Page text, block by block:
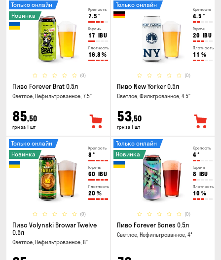
Крепость
7.5 °
Горечь
17 IBU
Плотность
16.8 %
(0)
Только онлайн
Новинка
Пиво Forever Brat 0.5л
Светлое, Нефильтрованное, 7.5°
85,50
грн за 1 шт
Крепость
4.5 °
Горечь
20 IBU
Плотность
11 %
(0)
Только онлайн
Пиво New Yorker 0.5л
Светлое, Фильтрованное, 4.5°
53,50
грн за 1 шт
Крепость
8 °
Горечь
60 IBU
Плотность
20 %
(0)
Только онлайн
Новинка
Пиво Volynski Browar Twelve
0.5л
Светлое, Нефильтрованное, 8°
Крепость
4°
Горечь
8 IBU
Плотность
10 %
(0)
Только онлайн
Новинка
Пиво Forever Bones 0.5л
Светлое, Нефильтрованное, 4°